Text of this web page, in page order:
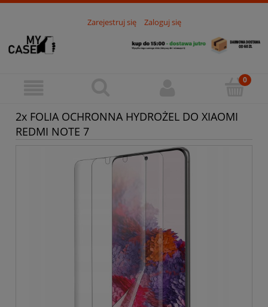
Zarejestruj się Zaloguj się
2x FOLIA OCHRONNA HYDROŻEL DO XIAOMI
REDMI NOTE 7